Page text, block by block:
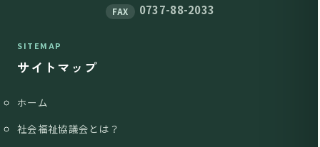
FAX 0737-88-2033
SITEMAP
サイトマップ
ホーム
社会福祉協議会とは？